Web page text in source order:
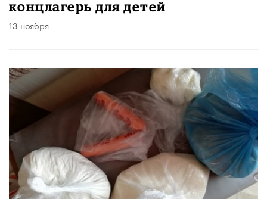
концлагерь для детей
13 ноября